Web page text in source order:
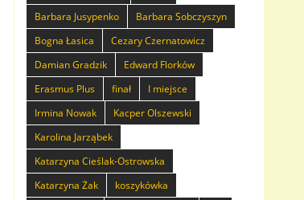
Barbara Jusypenko
Barbara Sobczyszyn
Bogna Łasica
Cezary Czernatowicz
Damian Gradzik
Edward Florków
Erasmus Plus
finał
I miejsce
Irmina Nowak
Kacper Olszewski
Karolina Jarząbek
Katarzyna Cieślak-Ostrowska
Katarzyna Żak
koszykówka